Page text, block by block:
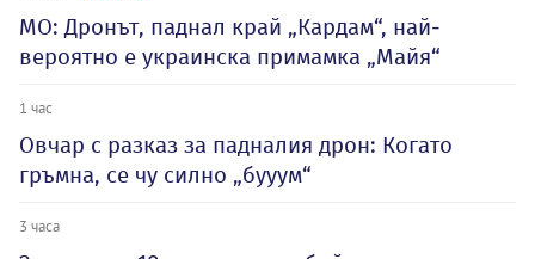
МО: Дронът, паднал край „Кардам“, най-
вероятно е украинска примамка „Майя“
1 час
Овчар с разказ за падналия дрон: Когато
гръмна, се чу силно „бууум“
3 часа